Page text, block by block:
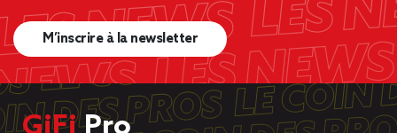
M’inscrire à la newsletter